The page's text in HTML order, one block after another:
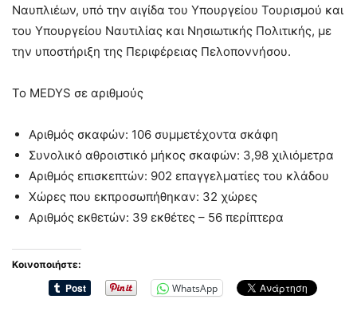
Ναυπλιέων, υπό την αιγίδα του Υπουργείου Τουρισμού και
του Υπουργείου Ναυτιλίας και Νησιωτικής Πολιτικής, με
την υποστήριξη της Περιφέρειας Πελοποννήσου.
Το MEDYS σε αριθμούς
Αριθμός σκαφών: 106 συμμετέχοντα σκάφη
Συνολικό αθροιστικό μήκος σκαφών: 3,98 χιλιόμετρα
Αριθμός επισκεπτών: 902 επαγγελματίες του κλάδου
Χώρες που εκπροσωπήθηκαν: 32 χώρες
Αριθμός εκθετών: 39 εκθέτες – 56 περίπτερα
Κοινοποιήστε:
WhatsApp